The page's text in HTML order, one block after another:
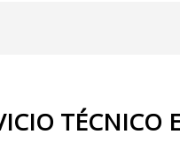
TÉCNICO